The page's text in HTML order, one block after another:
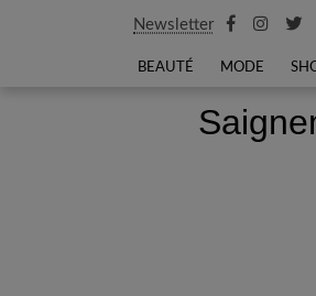
Newsletter
BEAUTÉ MODE